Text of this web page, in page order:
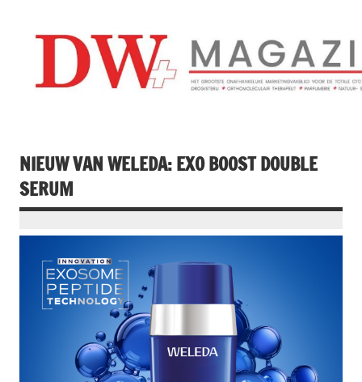
inhoud
NIEUW VAN WELEDA: EXO BOOST DOUBLE
SERUM